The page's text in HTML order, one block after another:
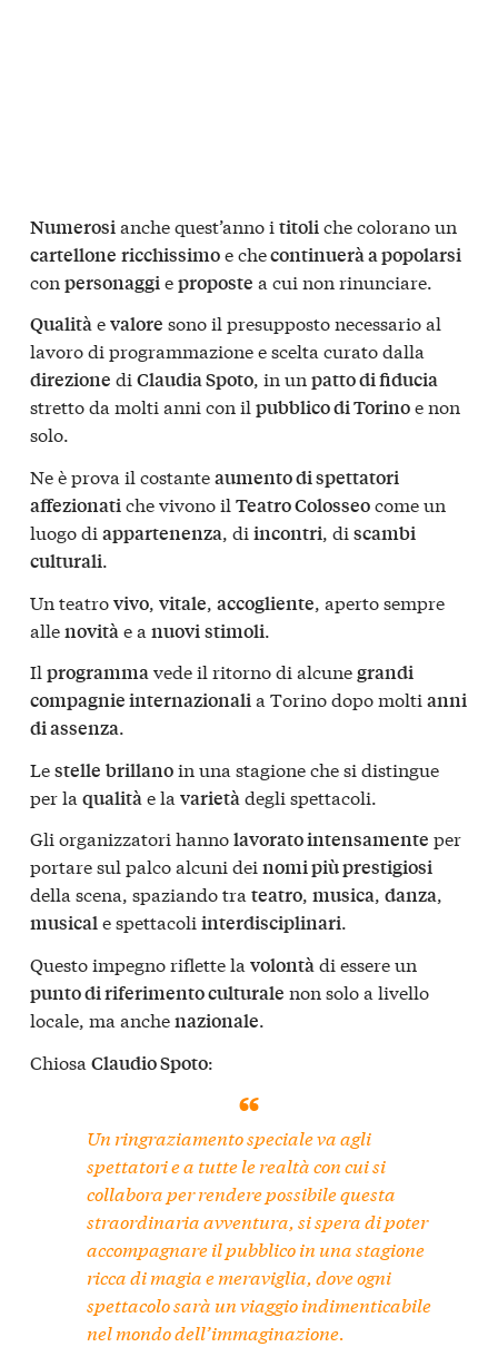
Numerosianche quest’anno i titoliche colorano un
cartellone ricchissimoe checontinuerà a popolarsi
con personaggieproposte a cui non rinunciare.
Qualitàevalore sono il presupposto necessario al
lavoro di programmazione e scelta curato dalla
direzione di Claudia Spoto, in un patto di fiducia
stretto da molti anni con il pubblico di Torinoe non
solo.
Ne è prova il costanteaumento di spettatori
affezionatiche vivono il Teatro Colosseocome un
luogo di appartenenza, di incontri, di scambi
culturali.
Un teatrovivo, vitale, accogliente, aperto sempre
allenovitàe a nuovistimoli.
Il programmavede il ritorno di alcunegrandi
compagnie internazionalia Torino dopo molti anni
di assenza.
Lestelle brillanoin una stagione che si distingue
per la qualitàe la varietàdegli spettacoli.
Gli organizzatori hannolavorato intensamente per
portare sul palco alcuni dei nomi più prestigiosi
della scena, spaziando tra teatro, musica, danza,
musicale spettacoli interdisciplinari.
Questo impegno riflette la volontàdi essere un
punto di riferimento culturale non solo a livello
locale, ma anchenazionale.
Chiosa Claudio Spoto:
Un ringraziamento speciale va agli
spettatori e a tutte le realtà con cui si
collabora per rendere possibile questa
straordinaria avventura, si spera di poter
accompagnare il pubblico in una stagione
ricca di magia e meraviglia, dove ogni
spettacolo sarà un viaggio indimenticabile
nel mondo dell’immaginazione.